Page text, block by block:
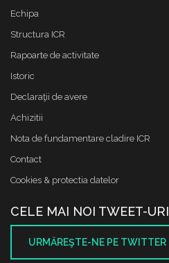
Echipa
Structura ICR
Rapoarte de activitate
Istoric
Declaraţii de avere
Achizitii
Nota de fundamentare cladire ICR
Contact
Cookies & protectia datelor
CELE MAI NOI TWEET-URI
URMĂREŞTE-NE PE TWITTER